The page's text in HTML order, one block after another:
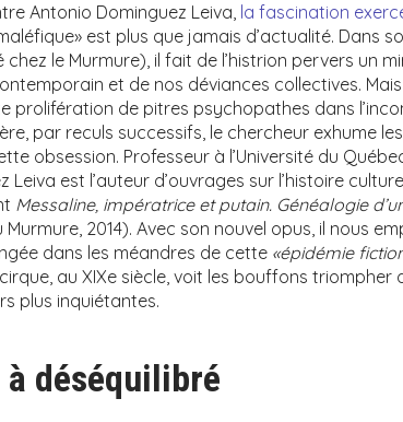
Antonio Dominguez Leiva, la fascination
est plus que jamais d’actualité. Dans
le Murmure), il fait de l’histrion pervers un
et de nos déviances collectives.
prolifération de pitres psychopathes dans
par reculs successifs, le chercheur exhume
obsession. Professeur à l’Université du
Leiva est l’auteur d’ouvrages sur l’histoire
Messaline, impératrice et putain. Généalogie
2014). Avec son nouvel opus, il nous
dans les méandres de cette «épidémie
au XIXe siècle, voit les bouffons triompher
plus inquiétantes.
déséquilibré